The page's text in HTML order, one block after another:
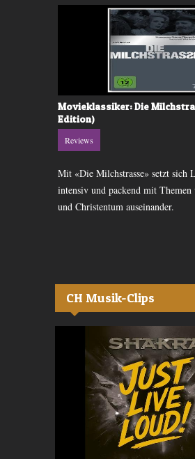
Movieklassiker: Die
Edition)
Reviews
Mit «Die Milchstrasse» setzt sich
intensiv und packend mit
und Christentum auseinander.
CH Musik-Clips